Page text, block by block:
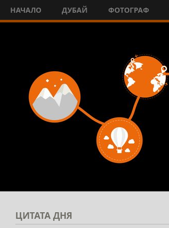
НАЧАЛО ДУБАЙ ФОТОГРАФ
ЦИТАТА ДНЯ